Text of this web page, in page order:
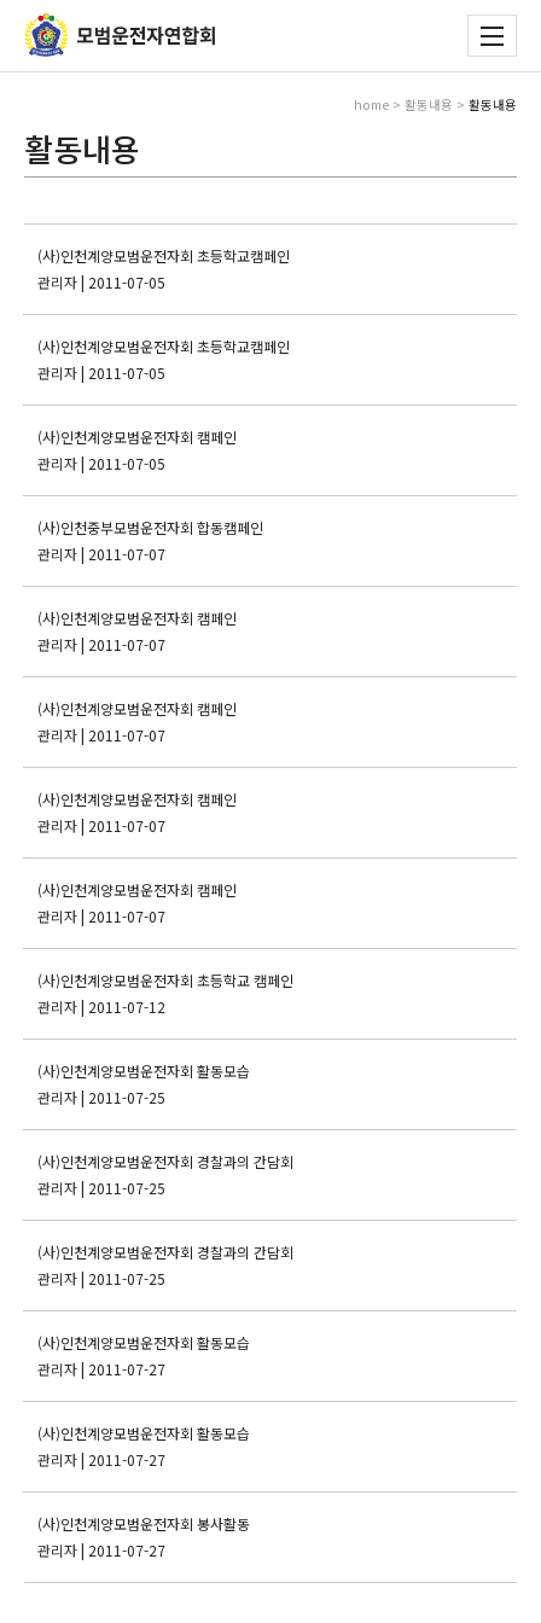
활동내용
home > 활동내용 > 활동내용
(사)인천계양모범운전자회 초등학교캠페인
관리자| 2011-07-05
(사)인천계양모범운전자회 초등학교캠페인
관리자| 2011-07-05
(사)인천계양모범운전자회 캠페인
관리자| 2011-07-05
(사)인천중부모범운전자회 합동캠페인
관리자| 2011-07-07
(사)인천계양모범운전자회 캠페인
관리자| 2011-07-07
(사)인천계양모범운전자회 캠페인
관리자| 2011-07-07
(사)인천계양모범운전자회 캠페인
관리자| 2011-07-07
(사)인천계양모범운전자회 캠페인
관리자| 2011-07-07
(사)인천계양모범운전자회 초등학교 캠페인
관리자| 2011-07-12
(사)인천계양모범운전자회 활동모습
관리자| 2011-07-25
(사)인천계양모범운전자회 경찰과의 간담회
관리자| 2011-07-25
(사)인천계양모범운전자회 경찰과의 간담회
관리자| 2011-07-25
(사)인천계양모범운전자회 활동모습
관리자| 2011-07-27
(사)인천계양모범운전자회 활동모습
관리자| 2011-07-27
(사)인천계양모범운전자회 봉사활동
관리자| 2011-07-27